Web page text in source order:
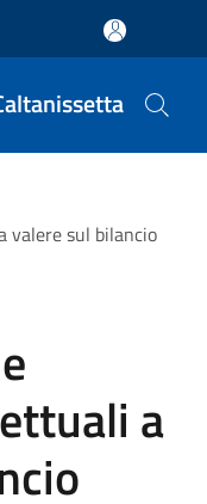
valere sul bilancio
a